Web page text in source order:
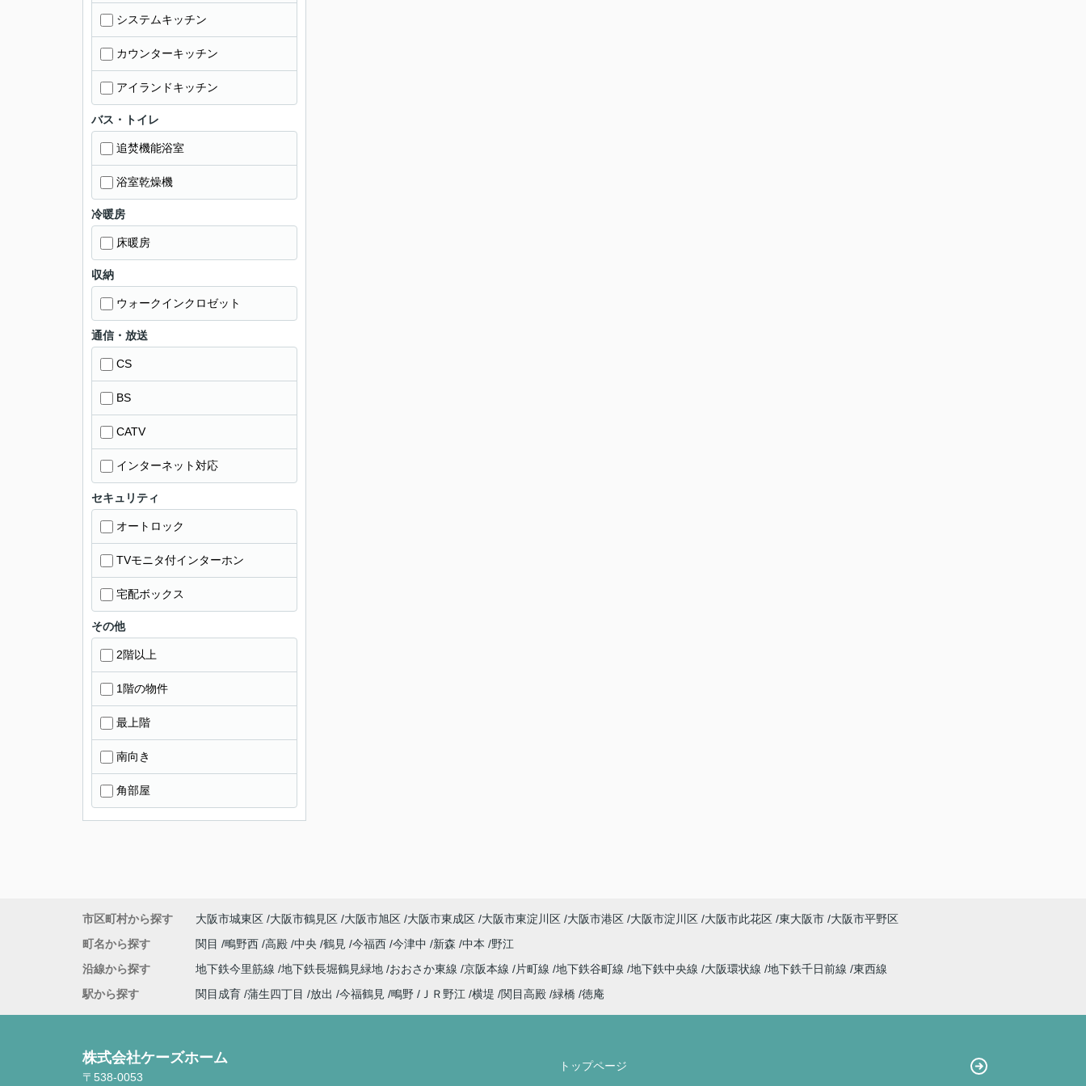
システムキッチン
カウンターキッチン
アイランドキッチン
バス・トイレ
追焚機能浴室
浴室乾燥機
冷暖房
床暖房
収納
ウォークインクロゼット
通信・放送
CS
BS
CATV
インターネット対応
セキュリティ
オートロック
TVモニタ付インターホン
宅配ボックス
その他
2階以上
1階の物件
最上階
南向き
角部屋
市区町村から探す 大阪市城東区 大阪市鶴見区 大阪市旭区 大阪市東成区 大阪市東淀川区 大阪市港区 大阪市淀川区 大阪市此花区 東大阪市 大阪市平野区
町名から探す
関目 鴫野西 高殿 中央 鶴見 今福西 今津中 新森 中本
野江
沿線から探す
地下鉄今里筋線 地下鉄長堀鶴見緑地 おおさか東線 京阪本線 片町線 地下鉄谷町線 地下鉄中央線 大阪環状線 地下鉄千日前線 東西線
駅から探す
関目成育 蒲生四丁目 放出 今福鶴見 鴫野 ＪＲ野江 横堤 関目高殿 緑橋 徳庵
株式会社ケーズホーム
〒538-0053
トップページ